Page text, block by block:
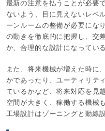
最新の注意を払うことが必要
ないよう、目に見えないレベ
ーンルームの整備が必要にな
の動きを徹底的に把握し、交
か、合理的な設計になってい
また、将来機械が増えた時に
かであったり、ユーティリテ
ているかなど、将来対応を見
空間が大きく、稼働する機械
工場設計はゾーニングと動線